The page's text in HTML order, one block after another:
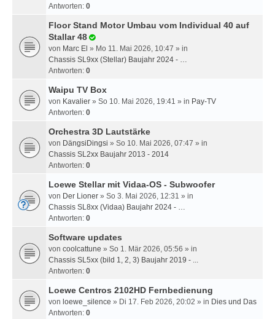
Antworten: 0
Floor Stand Motor Umbau vom Individual 40 auf
Stallar 48
von Marc El » Mo 11. Mai 2026, 10:47 » in
Chassis SL9xx (Stellar) Baujahr 2024 - …
Antworten: 0
Waipu TV Box
von Kavalier » So 10. Mai 2026, 19:41 » in Pay-TV
Antworten: 0
Orchestra 3D Lautstärke
von DängsiDingsi » So 10. Mai 2026, 07:47 » in
Chassis SL2xx Baujahr 2013 - 2014
Antworten: 0
Loewe Stellar mit Vidaa-OS - Subwoofer
von Der Lioner » So 3. Mai 2026, 12:31 » in
Chassis SL8xx (Vidaa) Baujahr 2024 - …
Antworten: 0
Software updates
von coolcattune » So 1. Mär 2026, 05:56 » in
Chassis SL5xx (bild 1, 2, 3) Baujahr 2019 - ...
Antworten: 0
Loewe Centros 2102HD Fernbedienung
von loewe_silence » Di 17. Feb 2026, 20:02 » in Dies und Das
Antworten: 0